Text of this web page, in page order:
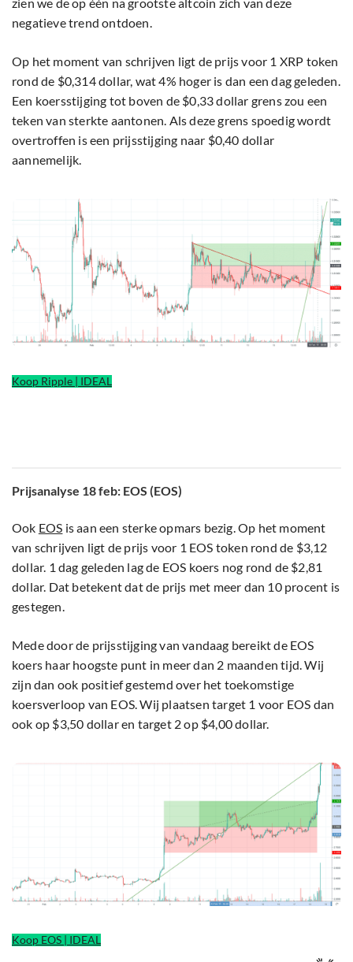
zien we de op één na grootste altcoin zich van deze
negatieve trend ontdoen.
Op het moment van schrijven ligt de prijs voor 1 XRP token
rond de $0,314 dollar, wat 4% hoger is dan een dag geleden.
Een koersstijging tot boven de $0,33 dollar grens zou een
teken van sterkte aantonen. Als deze grens spoedig wordt
overtroffen is een prijsstijging naar $0,40 dollar
aannemelijk.
Koop Ripple | IDEAL
Prijsanalyse 18 feb: EOS (EOS)
Ook EOS is aan een sterke opmars bezig. Op het moment
van schrijven ligt de prijs voor 1 EOS token rond de $3,12
dollar. 1 dag geleden lag de EOS koers nog rond de $2,81
dollar. Dat betekent dat de prijs met meer dan 10 procent is
gestegen.
Mede door de prijsstijging van vandaag bereikt de EOS
koers haar hoogste punt in meer dan 2 maanden tijd. Wij
zijn dan ook positief gestemd over het toekomstige
koersverloop van EOS. Wij plaatsen target 1 voor EOS dan
ook op $3,50 dollar en target 2 op $4,00 dollar.
Koop EOS | IDEAL